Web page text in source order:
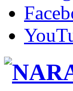
コラム
その他
TEAM
2026/27
2026/27
バモス
チアダ
ボラン